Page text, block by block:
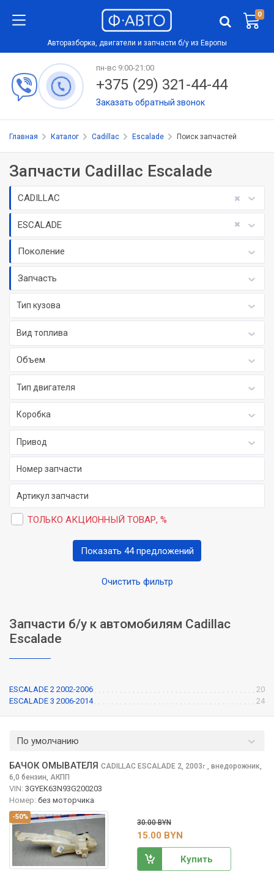
0
Авторазборка, двигатели и запчасти б/у из Европы
пн-вс 9:00-21:00
+375 (29) 321-44-44
Заказать обратный звонок
Главная Каталог Cadillac Escalade Поиск запчастей
Запчасти Cadillac Escalade
CADILLAC
ESCALADE
Поколение
Запчасть
Тип кузова
Вид топлива
Объем
Тип двигателя
Коробка
Привод
ТОЛЬКО АКЦИОННЫЙ ТОВАР, %
Очистить фильтр
Показать 44 предложений
Запчасти б/у к автомобилям Cadillac
Escalade
ESCALADE 2 2002-2006
20
ESCALADE 3 2006-2014
24
По умолчанию
-50%
БАЧОК ОМЫВАТЕЛЯ CADILLAC ESCALADE 2, 2003г., внедорожник,
6,0 бензин, АКПП
VIN: 3GYEK63N93G200203
Номер: без моторчика
30.00 BYN
15.00 BYN
Купить